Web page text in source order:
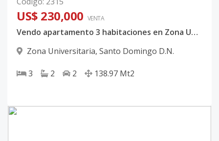
US$ 230,000 VENTA
Vendo apartamento 3 habitaciones en Zona Universitaria Santo Domingo
Zona Universitaria, Santo Domingo D.N.
3 2 2 138.97 Mt2